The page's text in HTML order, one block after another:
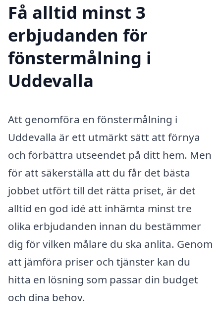
Få alltid minst 3
erbjudanden för
fönstermålning i
Uddevalla
Att genomföra en fönstermålning i
Uddevalla är ett utmärkt sätt att förnya
och förbättra utseendet på ditt hem. Men
för att säkerställa att du får det bästa
jobbet utfört till det rätta priset, är det
alltid en god idé att inhämta minst tre
olika erbjudanden innan du bestämmer
dig för vilken målare du ska anlita. Genom
att jämföra priser och tjänster kan du
hitta en lösning som passar din budget
och dina behov.